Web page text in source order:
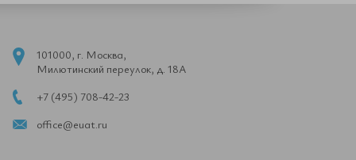
101000, г. Москва,
Милютинский переулок, д. 18А
+7 (495) 708-42-23
office@euat.ru